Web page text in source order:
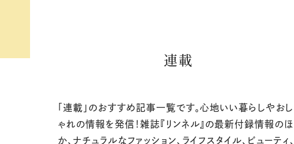
連載
「連載」のおすすめ記事一覧です。心地いい暮らしやおし
ゃれの情報を発信！雑誌『リンネル』の最新付録情報のほ
か、ナチュラルなファッション、ライフスタイル、ビューティ、